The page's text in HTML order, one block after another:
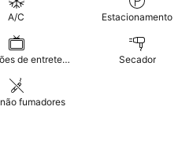
A/C Estacionamento
TV / Opções de entretenimento Secador
fumadores